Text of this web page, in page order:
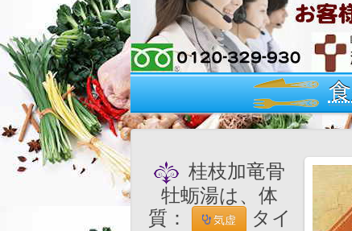
桂枝加竜骨
牡蛎湯は、体
質：
気虚
タイ